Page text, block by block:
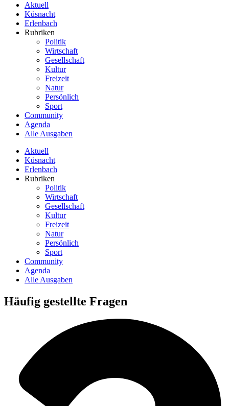
Aktuell
Küsnacht
Erlenbach
Rubriken
Politik
Wirtschaft
Gesellschaft
Kultur
Freizeit
Natur
Persönlich
Sport
Community
Agenda
Alle Ausgaben
Aktuell
Küsnacht
Erlenbach
Rubriken
Politik
Wirtschaft
Gesellschaft
Kultur
Freizeit
Natur
Persönlich
Sport
Community
Agenda
Alle Ausgaben
Häufig gestellte Fragen